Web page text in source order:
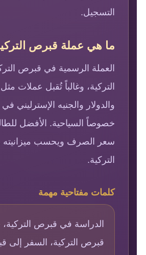
التسجيل.
ما هي عملة قبرص
العملة الرسمية في قبرص
التركية، وغالباً تُقبل عملات مثل
والدولار والجنيه الإسترليني
خصوصاً السياحية. الأفضل
سعر الصرف ويحسب ميزانيته
التركية.
كلمات مفتاحية مهمة
الدراسة في قبرص
قبرص التركية، السفر إلى